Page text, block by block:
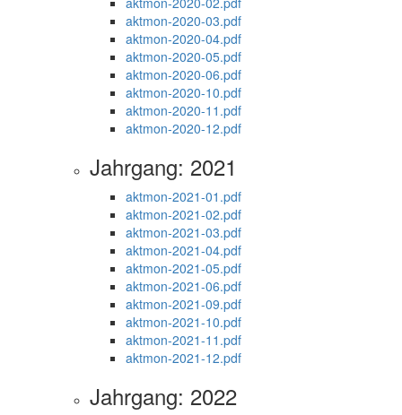
aktmon-2020-03.pdf
aktmon-2020-04.pdf
aktmon-2020-05.pdf
aktmon-2020-06.pdf
aktmon-2020-10.pdf
aktmon-2020-11.pdf
aktmon-2020-12.pdf
Jahrgang: 2021
aktmon-2021-01.pdf
aktmon-2021-02.pdf
aktmon-2021-03.pdf
aktmon-2021-04.pdf
aktmon-2021-05.pdf
aktmon-2021-06.pdf
aktmon-2021-09.pdf
aktmon-2021-10.pdf
aktmon-2021-11.pdf
aktmon-2021-12.pdf
Jahrgang: 2022